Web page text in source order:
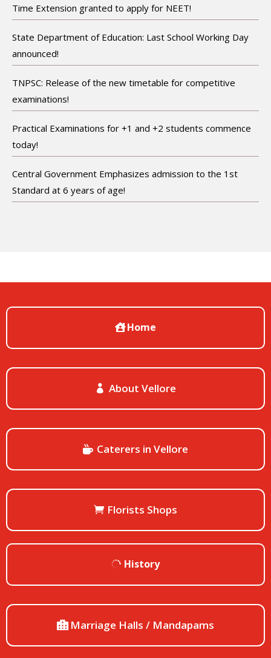
Time Extension granted to apply for NEET!
State Department of Education: Last School Working Day
announced!
TNPSC: Release of the new timetable for competitive
examinations!
Practical Examinations for +1 and +2 students commence
today!
Central Government Emphasizes admission to the 1st
Standard at 6 years of age!
Home
About Vellore
Caterers in Vellore
Florists Shops
History
Marriage Halls / Mandapams